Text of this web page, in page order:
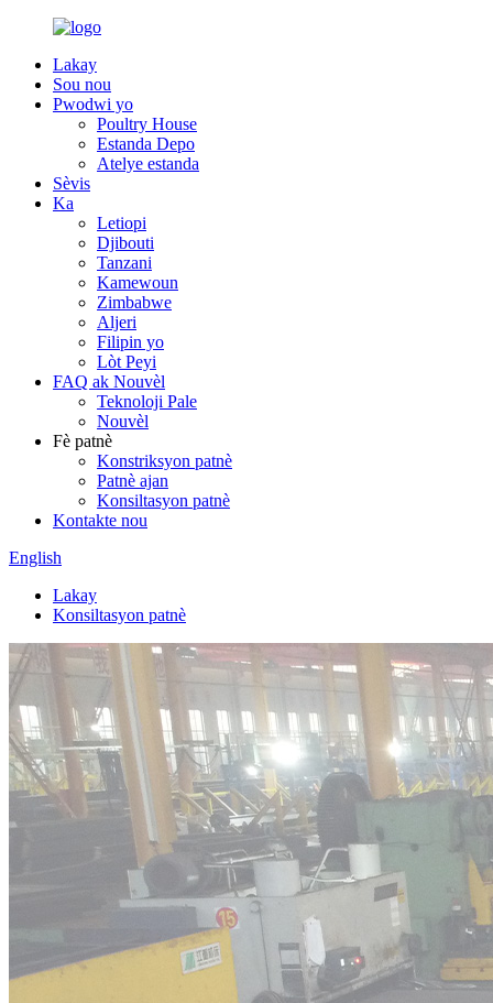
Lakay
Sou nou
Pwodwi yo
Poultry House
Estanda Depo
Atelye estanda
Sèvis
Ka
Letiopi
Djibouti
Tanzani
Kamewoun
Zimbabwe
Aljeri
Filipin yo
Lòt Peyi
FAQ ak Nouvèl
Teknoloji Pale
Nouvèl
Fè patnè
Konstriksyon patnè
Patnè ajan
Konsiltasyon patnè
Kontakte nou
English
Lakay
Konsiltasyon patnè